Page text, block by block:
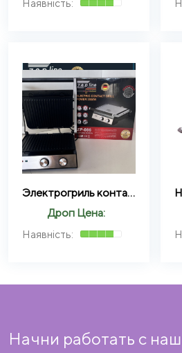
Электрогриль контактный прижимной со съемными пластинами 3500W Zepline ZP-086
Дроп Цена:
Начни работать с